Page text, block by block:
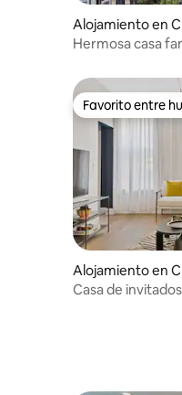
Alojamiento en
Hermosa casa
Favorito entre
Favorito entre
Alojamiento en
Casa de